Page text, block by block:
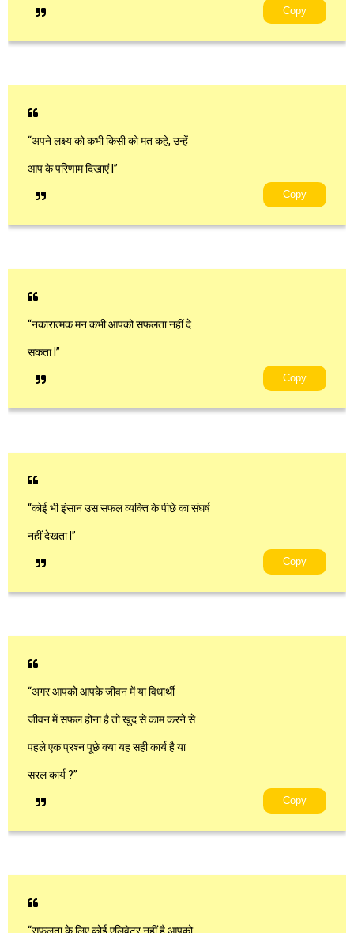
Copy
“अपने लक्ष्य को कभी किसी को मत कहे, उन्हें
आप के परिणाम दिखाएं l”
Copy
“नकारात्मक मन कभी आपको सफलता नहीं दे
सकता l”
Copy
“कोई भी इंसान उस सफल व्यक्ति के पीछे का संघर्ष
नहीं देखता l”
Copy
“अगर आपको आपके जीवन में या विधार्थी
जीवन में सफल होना है तो खुद से काम करने से
पहले एक प्रश्न पूछे क्या यह सही कार्य है या
सरल कार्य ?”
Copy
“सफलता के लिए कोई एलिवेटर नहीं है आपको